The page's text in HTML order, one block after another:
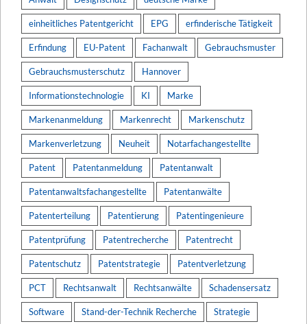
einheitliches Patentgericht EPG erfinderische Tätigkeit
Erfindung EU-Patent Fachanwalt Gebrauchsmuster
Gebrauchsmusterschutz Hannover
Informationstechnologie KI Marke
Markenanmeldung Markenrecht Markenschutz
Markenverletzung Neuheit Notarfachangestellte
Patent Patentanmeldung Patentanwalt
Patentanwaltsfachangestellte Patentanwälte
Patenterteilung Patentierung Patentingenieure
Patentprüfung Patentrecherche Patentrecht
Patentschutz Patentstrategie Patentverletzung
PCT Rechtsanwalt Rechtsanwälte Schadensersatz
Software Stand-der-Technik Recherche Strategie